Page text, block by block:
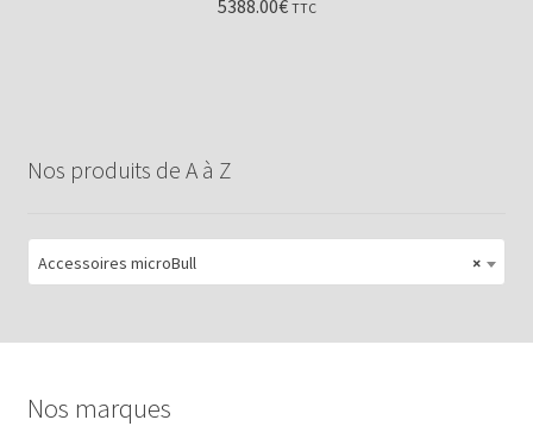
5388.00€ TTC
Nos produits de A à Z
×
Accessoires microBull
Nos marques